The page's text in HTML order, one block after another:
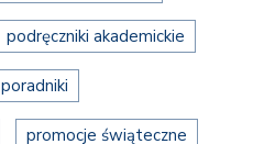
podręczniki akademickie
poradniki
promocje świąteczne